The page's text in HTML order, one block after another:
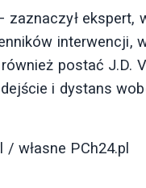
zaznaczył ekspert,
interwencji,
postać J.D.
i dystans
własne PCh24.pl